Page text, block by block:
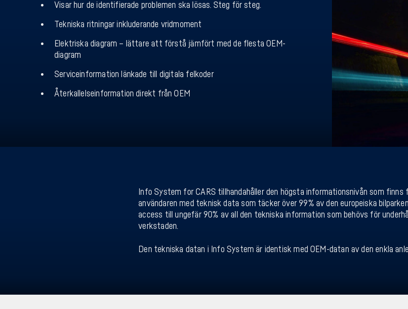
Visar hur de identifierade problemen ska lösas. Steg för steg.
Tekniska ritningar inkluderande vridmoment
Elektriska diagram – lättare att förstå jämfört med de flesta OEM-
diagram
Serviceinformation länkade till digitala felkoder
Återkallelseinformation direkt från OEM
Info System for CARS tillhandahåller den högsta informationsnivån som finns
användaren med teknisk data som täcker över 99% av den europeiska
access till ungefär 90% av all den tekniska information som behövs för
verkstaden.
Den tekniska datan i Info System är identisk med OEM-datan av den enkla